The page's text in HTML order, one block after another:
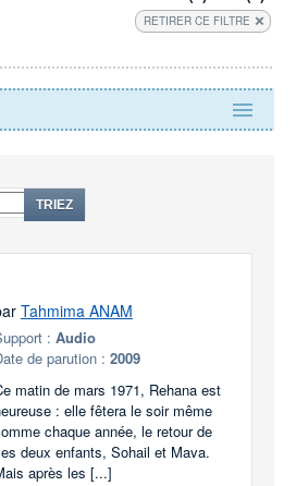
RETIRER CE FILTRE
TRIEZ
Tahmima ANAM
: Audio
de parution : 2009
matin de mars 1971, Rehana est
: elle fêtera le soir même
chaque année, le retour de
deux enfants, Sohail et Mava.
après les [...]